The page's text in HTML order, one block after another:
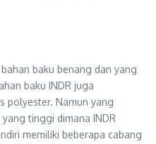
baku benang dan yang
baku INDR juga
polyester. Namun yang
tinggi dimana INDR
memiliki beberapa cabang